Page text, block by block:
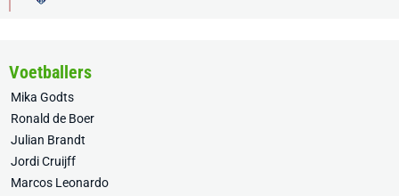
Voetballers
Mika Godts
Ronald de Boer
Julian Brandt
Jordi Cruijff
Marcos Leonardo